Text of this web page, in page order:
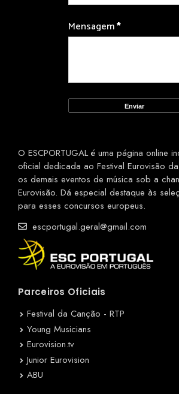
Mensagem*
O ESCPORTUGAL é uma página online
oficial dedicada ao Festival Eurovisão
os demais eventos de música sob a
Eurovisão. Dá especial destaque às
para esses concursos europeus.
escportugal.geral@gmail.com
Parceiros Oficiais
Festival da Canção - RTP
Young Musicians
Eurovision.tv
Junior Eurovision
ABU